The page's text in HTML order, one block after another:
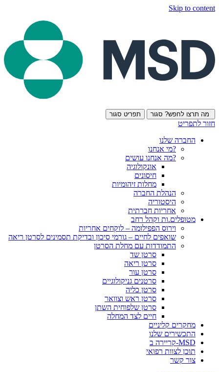
Skip to content
מה תרצו לחפש? סגור תפריט סגור
חזור לתפריט
החברה שלנו
?מי אנחנו
?מה אנחנו עושים
אונקולוגיה
חיסונים
מחלות זיהומיות
הנהלת החברה
היסטוריה
אחריות חברתית
מטופלים.ות וקהל רחב
וירוס הפפילומה – לוקחים אחריות
שואפים לחיים – גורמי סיכון ובדיקת תסמינים לסרטן ריאה
התמודדות עם מחלת הסרטן
סרטן שד
סרטן ריאה
סרטן עור
סרטנים גניקולוגיים
סרטן כליה
סרטן ראש וצוואר
סרטן שלפוחית השתן
חיים לצד המחלה
מחקרים קליניים
התכשירים שלנו
MSD-קריירה ב
תוכן לצוות רפואי
צור קשר